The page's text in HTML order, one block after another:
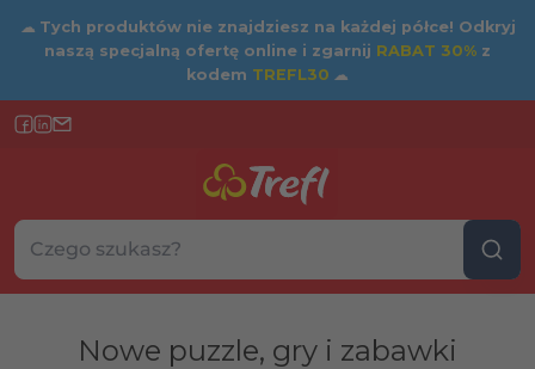
☁ Tych produktów nie znajdziesz na każdej półce! Odkryj
naszą specjalną ofertę online i zgarnij RABAT 30% z
kodem TREFL30 ☁
Szukaj w sklepie...
Wybierz kategorię
Nowe puzzle, gry i zabawki